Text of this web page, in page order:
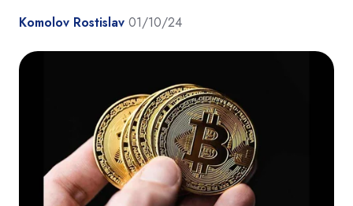
Komolov Rostislav 01/10/24